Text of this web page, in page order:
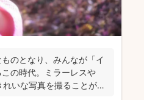
のとなり、みんなが「イ
の時代。ミラーレスや
いな写真を撮ることがで